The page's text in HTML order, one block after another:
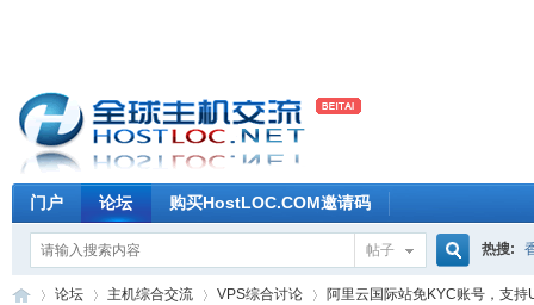
门户 论坛 购买HostLOC.COM邀请码
帖子
搜
热搜:
论坛 主机综合交流 VPS综合讨论 阿里云国际站免KYC账号，支持